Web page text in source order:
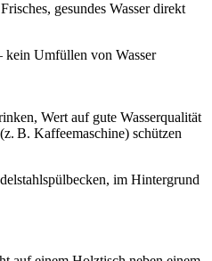
gesundes Wasser direkt
kein Umfüllen von Wasser
Wert auf gute Wasserqualität
B. Kaffeemaschine) schützen